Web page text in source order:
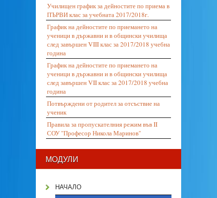
Училищен график за дейностите по приема в
ПЪРВИ клас за учебната 2017/2018г.
График на дейностите по приемането на
ученици в държавни и в общински училища
след завършен VIII клас за 2017/2018 учебна
година
График на дейностите по приемането на
ученици в държавни и в общински училища
след завършен VII клас за 2017/2018 учебна
година
Потвърждени от родител за отсъствие на
ученик
Правила за пропускателния режим във II
СОУ "Професор Никола Маринов"
МОДУЛИ
НАЧАЛО